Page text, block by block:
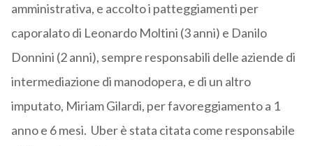
amministrativa, e accolto i patteggiamenti per
caporalato di Leonardo Moltini (3 anni) e Danilo
Donnini (2 anni), sempre responsabili delle aziende di
intermediazione di manodopera, e di un altro
imputato, Miriam Gilardi, per favoreggiamento a 1
anno e 6 mesi. Uber è stata citata come responsabile